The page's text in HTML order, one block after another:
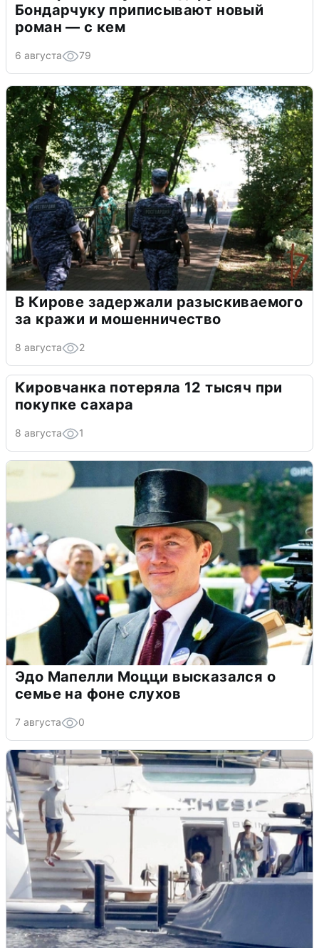
Бондарчуку приписывают новый
роман — с кем
6 августа 79
В Кирове задержали разыскиваемого
за кражи и мошенничество
8 августа 2
Кировчанка потеряла 12 тысяч при
покупке сахара
8 августа 1
Эдо Мапелли Моцци высказался о
семье на фоне слухов
7 августа 0